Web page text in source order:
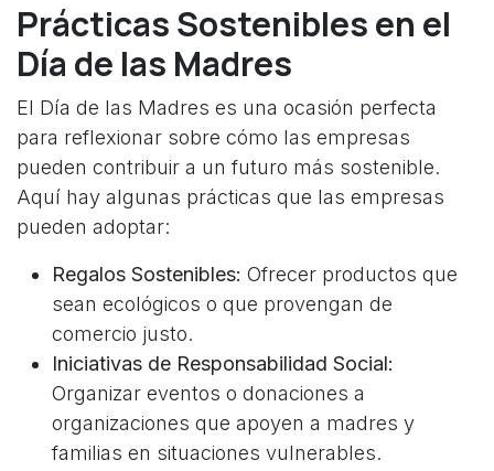
Prácticas Sostenibles en el
Día de las Madres
El Día de las Madres es una ocasión perfecta
para reflexionar sobre cómo las empresas
pueden contribuir a un futuro más sostenible.
Aquí hay algunas prácticas que las empresas
pueden adoptar:
Regalos Sostenibles: Ofrecer productos que
sean ecológicos o que provengan de
comercio justo.
Iniciativas de Responsabilidad Social:
Organizar eventos o donaciones a
organizaciones que apoyen a madres y
familias en situaciones vulnerables.